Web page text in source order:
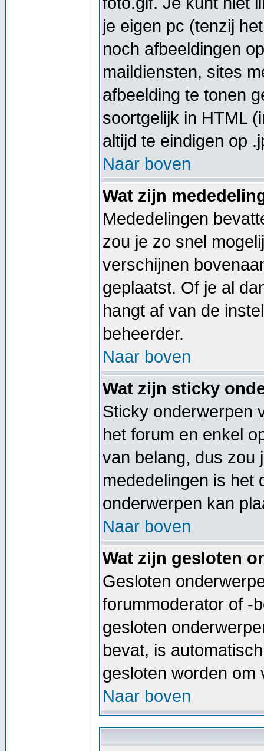
je eigen pc (tenzij
noch afbeeldingen
maildiensten, sites
afbeelding te tonen
soortgelijk in HTML
altijd te eindigen op
Naar boven
Wat zijn
Mededelingen
zou je zo snel
verschijnen
geplaatst. Of je al
hangt af van de
beheerder.
Naar boven
Wat zijn sticky
Sticky onderwerpen
het forum en enkel
van belang, dus zou
mededelingen is het
onderwerpen kan
Naar boven
Wat zijn gesloten
Gesloten
forummoderator of -
gesloten
bevat, is
gesloten worden om
Naar boven